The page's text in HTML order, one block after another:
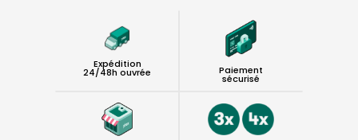
Expédition
24/48h ouvrée Paiement
sécurisé